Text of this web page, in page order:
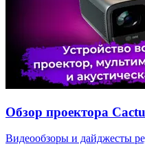
Обзор проектора
Видеообзоры и дайджесты